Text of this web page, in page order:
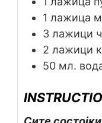
1 лажица
3 лажици
2 лажици
50 мл.